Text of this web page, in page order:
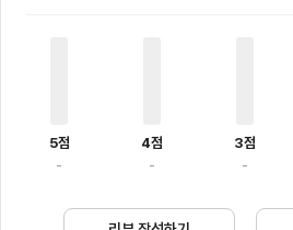
5점
-
4점
-
3점
-